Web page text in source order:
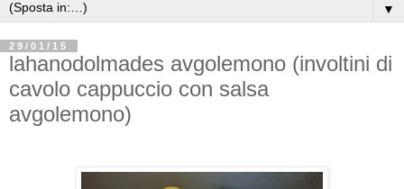
▼
29/01/15
lahanodolmades avgolemono (involtini di
cavolo cappuccio con salsa
avgolemono)